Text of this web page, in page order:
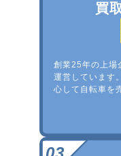
買
創業25年の上場
運営しています
心して自転車を